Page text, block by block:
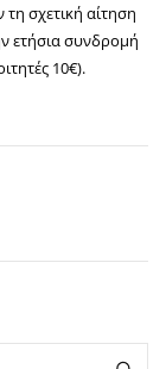
σχετική αίτηση
ετήσια συνδρομή
10€).